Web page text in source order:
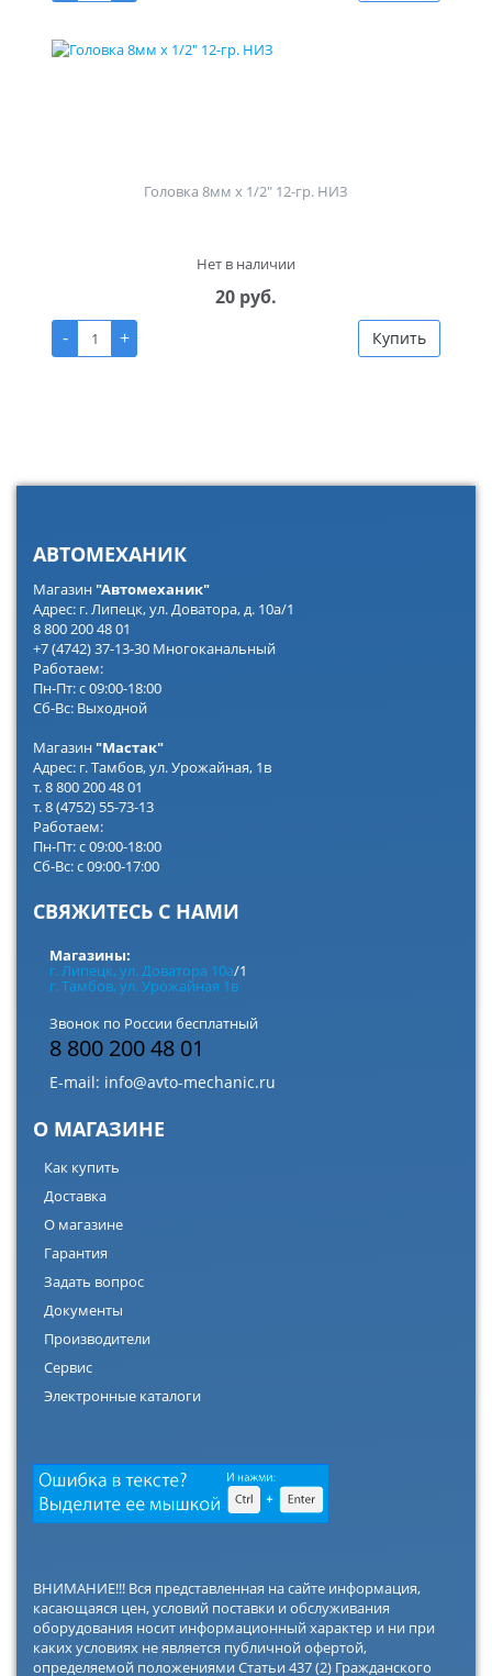
Головка 8мм х 1/2" 12-гр. НИЗ
Нет в наличии
20 руб.
-
+ Купить
АВТОМЕХАНИК
Магазин"Автомеханик"
Адрес: г. Липецк, ул. Доватора, д. 10а/1
8 800 200 48 01
+7 (4742) 37-13-30 Многоканальный
Работаем:
Пн-Пт: с 09:00-18:00
Сб-Вс: Выходной
Магазин"Мастак"
Адрес: г. Тамбов, ул. Урожайная, 1в
т. 8 800 200 48 01
т. 8 (4752) 55-73-13
Работаем:
Пн-Пт: с 09:00-18:00
Сб-Вс: с 09:00-17:00
СВЯЖИТЕСЬ С НАМИ
Магазины:
г. Липецк, ул. Доватора 10а/1
г. Тамбов, ул. Урожайная 1в
Звонок по России бесплатный
8 800 200 48 01
E-mail: info@avto-mechanic.ru
О МАГАЗИНЕ
Как купить
Доставка
О магазине
Гарантия
Задать вопрос
Документы
Производители
Сервис
Электронные каталоги
ВНИМАНИЕ!!! Вся представленная на сайте информация,
касающаяся цен, условий поставки и обслуживания
оборудования носит информационный характер и ни при
каких условиях не является публичной офертой,
определяемой положениями Статьи 437 (2) Гражданского